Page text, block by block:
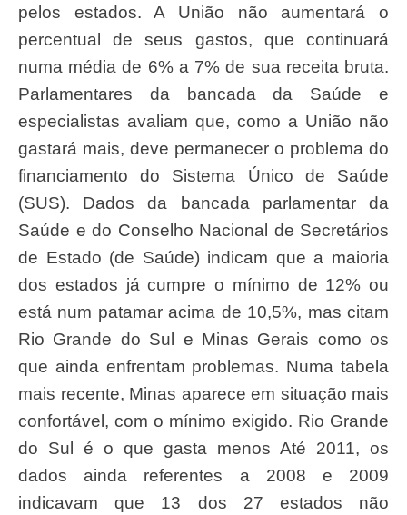
pelos estados. A União não aumentará o
percentual de seus gastos, que continuará
numa média de 6% a 7% de sua receita bruta.
Parlamentares da bancada da Saúde e
especialistas avaliam que, como a União não
gastará mais, deve permanecer o problema do
financiamento do Sistema Único de Saúde
(SUS). Dados da bancada parlamentar da
Saúde e do Conselho Nacional de Secretários
de Estado (de Saúde) indicam que a maioria
dos estados já cumpre o mínimo de 12% ou
está num patamar acima de 10,5%, mas citam
Rio Grande do Sul e Minas Gerais como os
que ainda enfrentam problemas. Numa tabela
mais recente, Minas aparece em situação mais
confortável, com o mínimo exigido. Rio Grande
do Sul é o que gasta menos Até 2011, os
dados ainda referentes a 2008 e 2009
indicavam que 13 dos 27 estados não